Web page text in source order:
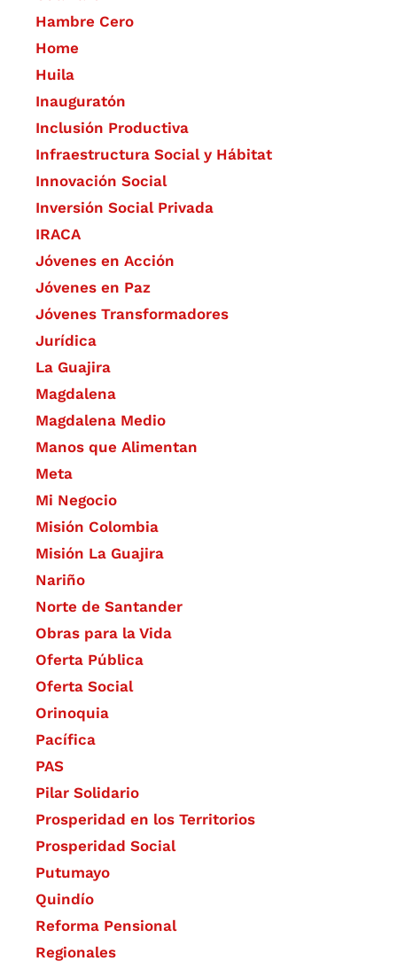
Hambre Cero
Home
Huila
Inauguratón
Inclusión Productiva
Infraestructura Social y Hábitat
​Innovación Social
Inversión Social Privada
IRACA
Jóvenes en Acción
Jóvenes en Paz
Jóvenes Transformadores
Jurídica
La Guajira
Magdalena
Magdalena Medio
Manos que Alimentan
Meta
Mi Negocio
Misión Colombia
Misión La Guajira
Nariño
Norte de Santander
Obras para la Vida
Oferta Pública
Oferta Social​​
Orinoquia
Pacífica
PAS
Pilar Solidario
Prosperidad en los Territorios
Prosperidad Social
Putumayo
Quindío
Reforma Pensional
Regionales